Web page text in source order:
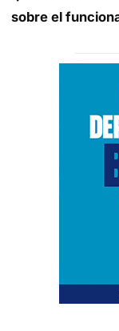
sobre el